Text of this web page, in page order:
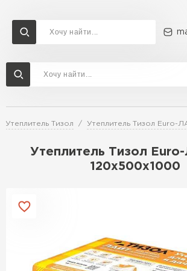
Утеплитель Тизол Утеплитель Тизол Euro-
Утеплитель Тизол
120х500х1000
Доставка и оплата
Утеплитель
ПЕРЕЙТИ
Утеплитель Технониколь
Утеплитель Rockwool